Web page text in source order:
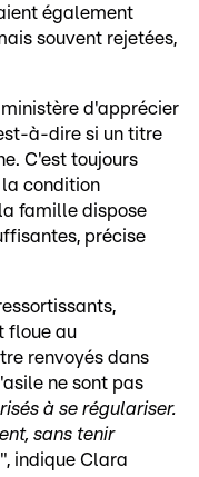
également
souvent rejetées,
d'apprécier
à-dire si un titre
C'est toujours
condition
famille dispose
précise
floue au
renvoyés dans
ne sont pas
à se régulariser.
sans tenir
", indique Clara